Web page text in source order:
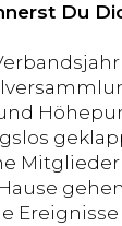
Du
Mitglieder